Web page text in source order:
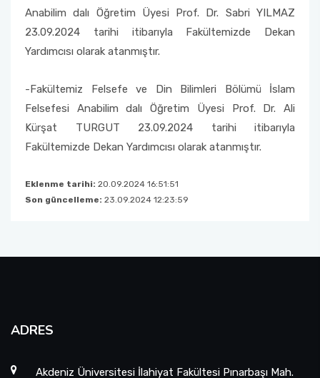
Anabilim dalı Öğretim Üyesi Prof. Dr. Sabri YILMAZ
23.09.2024 tarihi itibarıyla Fakültemizde Dekan
Yardımcısı olarak atanmıştır.
-Fakültemiz Felsefe ve Din Bilimleri Bölümü İslam
Felsefesi Anabilim dalı Öğretim Üyesi Prof. Dr. Ali
Kürşat TURGUT 23.09.2024 tarihi itibarıyla
Fakültemizde Dekan Yardımcısı olarak atanmıştır.
Eklenme tarihi: 20.09.2024 16:51:51
Son güncelleme: 23.09.2024 12:23:59
ADRES
Akdeniz Üniversitesi İlahiyat Fakültesi Pınarbaşı Mah.